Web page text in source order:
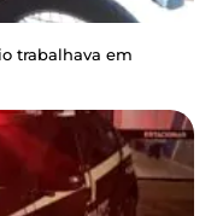
trabalhava em